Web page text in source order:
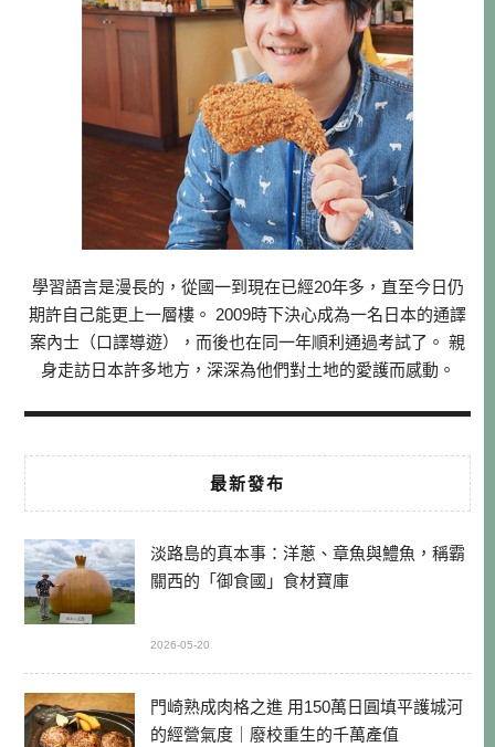
學習語言是漫長的，從國一到現在已經20年多，直至今日仍
期許自己能更上一層樓。 2009時下決心成為一名日本的通譯
案內士（口譯導遊），而後也在同一年順利通過考試了。 親
身走訪日本許多地方，深深為他們對土地的愛護而感動。
最新發布
淡路島的真本事：洋蔥、章魚與鱧魚，稱霸
關西的「御食國」食材寶庫
2026-05-20
門崎熟成肉格之進 用150萬日圓填平護城河
的經營氣度｜廢校重生的千萬產值